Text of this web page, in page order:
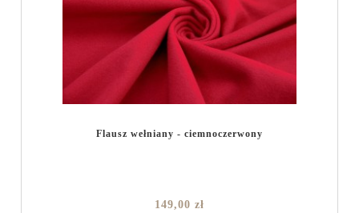
Flausz wełniany - ciemnoczerwony
149,00 zł